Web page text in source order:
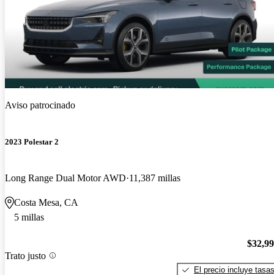
Aviso patrocinado
2023 Polestar 2
Long Range Dual Motor AWD 11,387 millas
Costa Mesa, CA
5 millas
Trato justo
El precio incluye tasas